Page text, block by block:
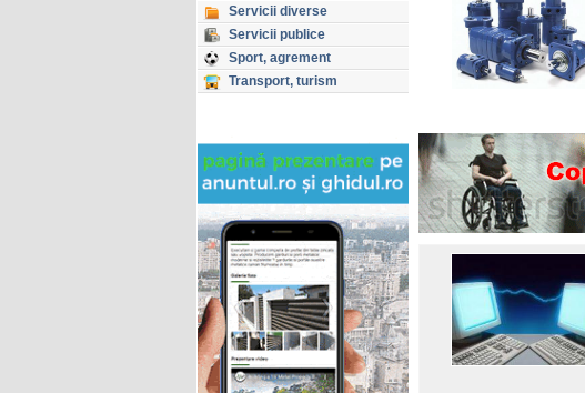
Servicii diverse
Servicii publice
Sport, agrement
Transport, turism